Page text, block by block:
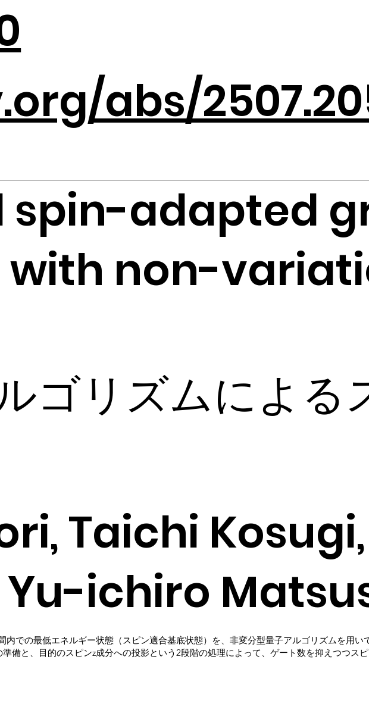
abs/
spin-adapted
non-
ゴリズムによる
Taichi
Yu-ichiro
での最低エネルギー状態（スピン適合基底状態）を、非変分型量子アルゴリズムを用
備と、目的のスピンz成分への投影という2段階の処理によって、ゲート数を抑えつつ